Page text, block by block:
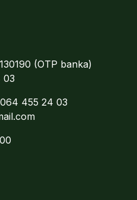
(OTP banka)
03
455 24 03